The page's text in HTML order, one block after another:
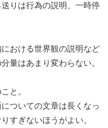
りは行為の説明、一時停
おける世界観の説明など
量はあまり変わらない。
と。
ついての文章は長くなっ
すぎないほうがよい。